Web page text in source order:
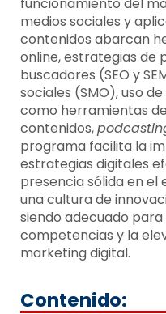
medios sociales y
contenidos abarcan
online, estrategias de
buscadores (SEO y
sociales (SMO), uso
como herramientas
contenidos,
programa facilita la
estrategias digitales
presencia sólida en
una cultura de
siendo adecuado
competencias y la
marketing digital.
Contenido: